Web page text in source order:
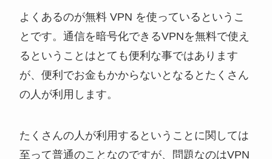
よくあるのが無料 VPN を使っているというこ
とです。通信を暗号化できるVPNを無料で使え
るということはとても便利な事ではあります
が、便利でお金もかからないとなるとたくさん
の人が利用します。
たくさんの人が利用するということに関しては
至って普通のことなのですが、問題なのはVPN